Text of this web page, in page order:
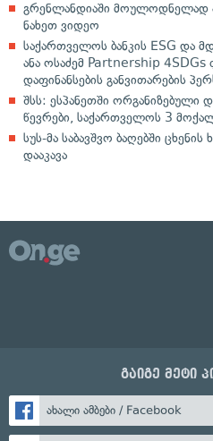
გრენლანდიაში მოულოდნელად
ნახეთ ვიდეო
საქართველოს ბანკის ESG და
ანა ოსაძემ Partnership
დაფინანსების განვითარების
შსს: ესპანეთში ორგანიზებული
წევრები, საქართველოს 3
სუს-მა საბავშვო ბაღებში
დააკავა
გაიგე მეტი
ახალი ამბები / Facebook